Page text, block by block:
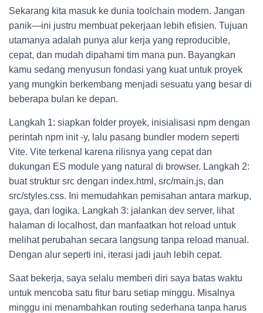
Sekarang kita masuk ke dunia toolchain modern. Jangan
panik—ini justru membuat pekerjaan lebih efisien. Tujuan
utamanya adalah punya alur kerja yang reproducible,
cepat, dan mudah dipahami tim mana pun. Bayangkan
kamu sedang menyusun fondasi yang kuat untuk proyek
yang mungkin berkembang menjadi sesuatu yang besar di
beberapa bulan ke depan.
Langkah 1: siapkan folder proyek, inisialisasi npm dengan
perintah npm init -y, lalu pasang bundler modern seperti
Vite. Vite terkenal karena rilisnya yang cepat dan
dukungan ES module yang natural di browser. Langkah 2:
buat struktur src dengan index.html, src/main.js, dan
src/styles.css. Ini memudahkan pemisahan antara markup,
gaya, dan logika. Langkah 3: jalankan dev server, lihat
halaman di localhost, dan manfaatkan hot reload untuk
melihat perubahan secara langsung tanpa reload manual.
Dengan alur seperti ini, iterasi jadi jauh lebih cepat.
Saat bekerja, saya selalu memberi diri saya batas waktu
untuk mencoba satu fitur baru setiap minggu. Misalnya
minggu ini menambahkan routing sederhana tanpa harus